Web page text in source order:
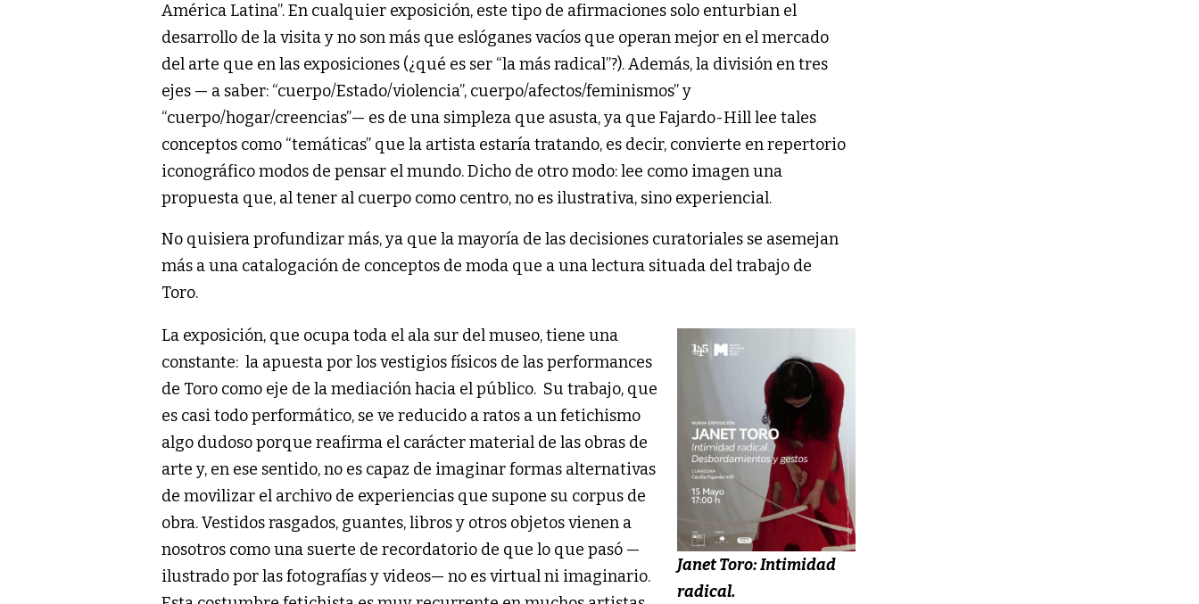
América Latina”. En cualquier exposición, este tipo de afirmaciones solo enturbian el
desarrollo de la visita y no son más que eslóganes vacíos que operan mejor en el mercado
del arte que en las exposiciones (¿qué es ser “la más radical”?). Además, la división en tres
ejes — a saber: “cuerpo/Estado/violencia”, cuerpo/afectos/feminismos” y
“cuerpo/hogar/creencias”— es de una simpleza que asusta, ya que Fajardo-Hill lee tales
conceptos como “temáticas” que la artista estaría tratando, es decir, convierte en repertorio
iconográfico modos de pensar el mundo. Dicho de otro modo: lee como imagen una
propuesta que, al tener al cuerpo como centro, no es ilustrativa, sino experiencial.
No quisiera profundizar más, ya que la mayoría de las decisiones curatoriales se asemejan
más a una catalogación de conceptos de moda que a una lectura situada del trabajo de
Toro.
Janet Toro: Intimidad
radical.
La exposición, que ocupa toda el ala sur del museo, tiene una
constante: la apuesta por los vestigios físicos de las performances
de Toro como eje de la mediación hacia el público. Su trabajo, que
es casi todo performático, se ve reducido a ratos a un fetichismo
algo dudoso porque reafirma el carácter material de las obras de
arte y, en ese sentido, no es capaz de imaginar formas alternativas
de movilizar el archivo de experiencias que supone su corpus de
obra. Vestidos rasgados, guantes, libros y otros objetos vienen a
nosotros como una suerte de recordatorio de que lo que pasó —
ilustrado por las fotografías y videos— no es virtual ni imaginario.